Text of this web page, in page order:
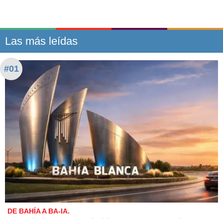
Las más leídas
#01
DE BAHÍA A BA-IA.